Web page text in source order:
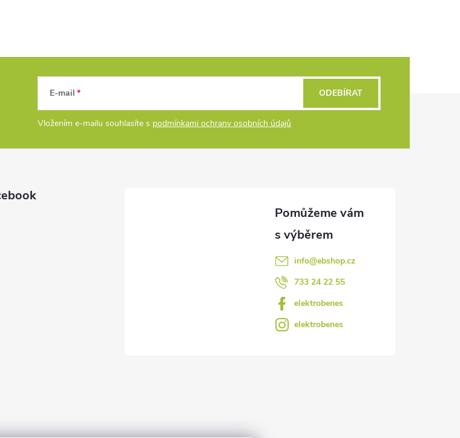
E-mail
Vložením e-mailu souhlasíte s podmínkami ochrany osobních údajů
ODEBÍRAT
info@ebshop.cz
733 24 22 55
elektrobenes
elektrobenes